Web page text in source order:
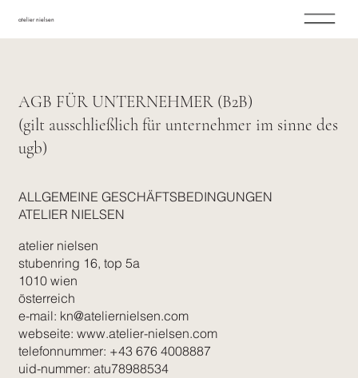
atelier nielsen
AGB FÜR UNTERNEHMER (B2B)
(gilt ausschließlich für unternehmer im sinne des
ugb)
ALLGEMEINE GESCHÄFTSBEDINGUNGEN
ATELIER NIELSEN
atelier nielsen
stubenring 16, top 5a
1010 wien
österreich
e-mail: kn@ateliernielsen.com
webseite: www.atelier-nielsen.com
telefonnummer: +43 676 4008887
uid-nummer: atu78988534